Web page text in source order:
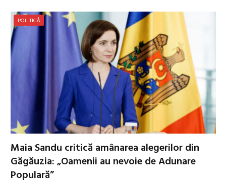
POLITICĂ
Maia Sandu critică amânarea alegerilor din
Găgăuzia: „Oamenii au nevoie de Adunare
Populară”